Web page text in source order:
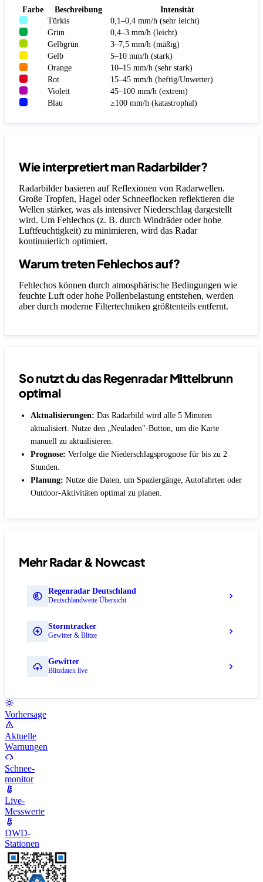
Farbe Beschreibung
Intensität
Türkis
0,1–0,4 mm/h (sehr leicht)
Grün
0,4–3 mm/h (leicht)
Gelbgrün
3–7,5 mm/h (mäßig)
Gelb
5–10 mm/h (stark)
Orange
10–15 mm/h (sehr stark)
Rot
15–45 mm/h (heftig/Unwetter)
Violett
45–100 mm/h (extrem)
Blau
≥100 mm/h (katastrophal)
Wie interpretiert man Radarbilder?
Radarbilder basieren auf Reflexionen von Radarwellen.
Große Tropfen, Hagel oder Schneeflocken reflektieren die
Wellen stärker, was als intensiver Niederschlag dargestellt
wird. Um Fehlechos (z. B. durch Windräder oder hohe
Luftfeuchtigkeit) zu minimieren, wird das Radar
kontinuierlich optimiert.
Warum treten Fehlechos auf?
Fehlechos können durch atmosphärische Bedingungen wie
feuchte Luft oder hohe Pollenbelastung entstehen, werden
aber durch moderne Filtertechniken größtenteils entfernt.
So nutzt du das Regenradar Mittelbrunn
optimal
Aktualisierungen: Das Radarbild wird alle 5 Minuten
aktualisiert. Nutze den „Neuladen"-Button, um die Karte
manuell zu aktualisieren.
Prognose: Verfolge die Niederschlagsprognose für bis zu 2
Stunden.
Planung: Nutze die Daten, um Spaziergänge, Autofahrten oder
Outdoor-Aktivitäten optimal zu planen.
Mehr Radar & Nowcast
Regenradar Deutschland
Deutschlandweite Übersicht
Stormtracker
Gewitter & Blitze
Gewitter
Blitzdaten live
Vorhersage
Aktuelle
Warnungen
Schnee-
monitor
Live-
Messwerte
DWD-
Stationen